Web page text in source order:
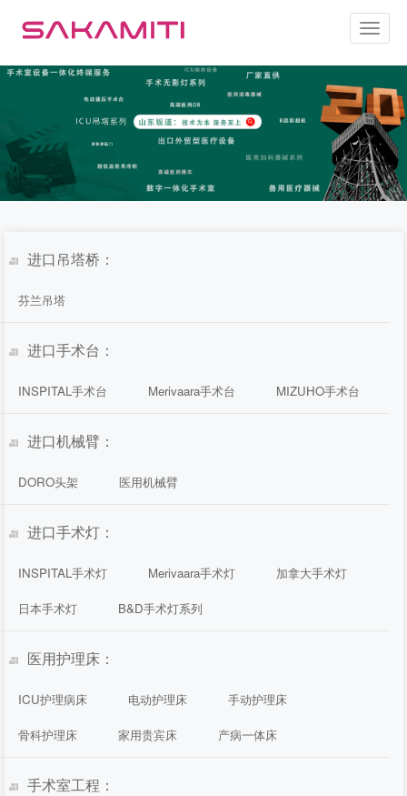
Toggle
进口吊塔桥：
芬兰吊塔
进口手术台：
INSPITAL手术台 Merivaara手术台 MIZUHO手术台
进口机械臂：
DORO头架 医用机械臂
进口手术灯：
INSPITAL手术灯 Merivaara手术灯 加拿大手术灯
日本手术灯 B&D手术灯系列
医用护理床：
ICU护理病床 电动护理床 手动护理床
骨科护理床 家用贵宾床 产病一体床
手术室工程：